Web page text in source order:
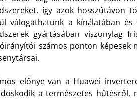
így azok hosszútávon
válogathatunk a kínálatában
gyártásában viszonylag
számos ponton képesek
előnye van a Huawei
a természetes hűtésről,